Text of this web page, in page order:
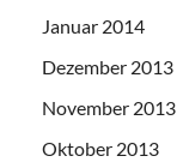
Januar 2014
Dezember 2013
November 2013
Oktober 2013